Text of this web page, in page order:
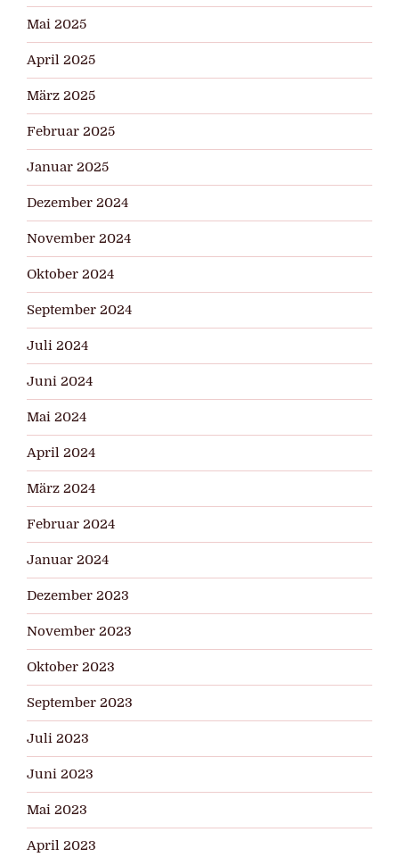
Mai 2025
April 2025
März 2025
Februar 2025
Januar 2025
Dezember 2024
November 2024
Oktober 2024
September 2024
Juli 2024
Juni 2024
Mai 2024
April 2024
März 2024
Februar 2024
Januar 2024
Dezember 2023
November 2023
Oktober 2023
September 2023
Juli 2023
Juni 2023
Mai 2023
April 2023